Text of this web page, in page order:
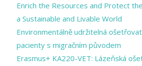
Enrich the Resources and Protect
a Sustainable and Livable World
Environmentálně udržitelná
pacienty s migračním původem
Erasmus+ KA220-VET: Lázeňská